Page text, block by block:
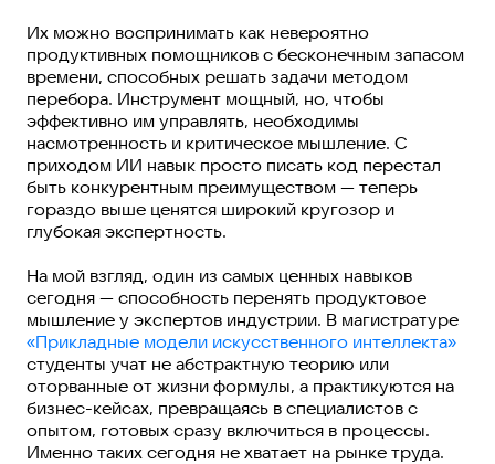
Их можно воспринимать как невероятно
продуктивных помощников с бесконечным запасом
времени, способных решать задачи методом
перебора. Инструмент мощный, но, чтобы
эффективно им управлять, необходимы
насмотренность и критическое мышление. С
приходом ИИ навык просто писать код перестал
быть конкурентным преимуществом — теперь
гораздо выше ценятся широкий кругозор и
глубокая экспертность.
На мой взгляд, один из самых ценных навыков
сегодня — способность перенять продуктовое
мышление у экспертов индустрии. В магистратуре
«Прикладные модели искусственного интеллекта»
студенты учат не абстрактную теорию или
оторванные от жизни формулы, а практикуются на
бизнес-кейсах, превращаясь в специалистов с
опытом, готовых сразу включиться в процессы.
Именно таких сегодня не хватает на рынке труда.